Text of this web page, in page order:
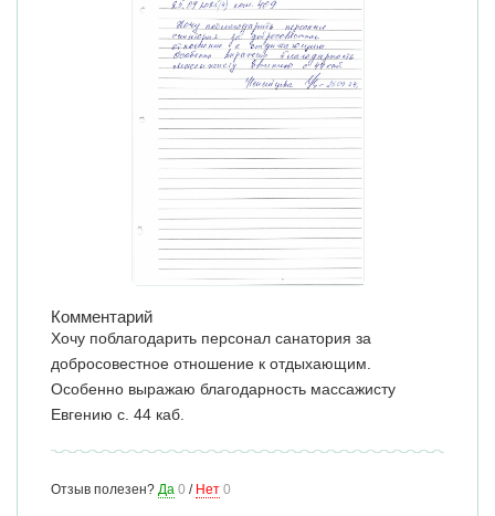
Комментарий
Хочу поблагодарить персонал санатория за
добросовестное отношение к отдыхающим.
Особенно выражаю благодарность массажисту
Евгению с. 44 каб.
Отзыв полезен? Да 0 / Нет 0